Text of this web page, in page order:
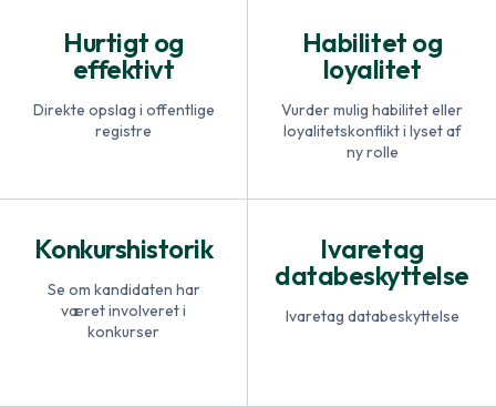
Hurtigt og
effektivt
Direkte opslag i offentlige
registre
Habilitet og
loyalitet
Vurder mulig habilitet eller
loyalitetskonflikt i lyset af
ny rolle
Konkurshistorik
Se om kandidaten har
været involveret i
konkurser
Ivaretag
databeskyttelse
Ivaretag databeskyttelse